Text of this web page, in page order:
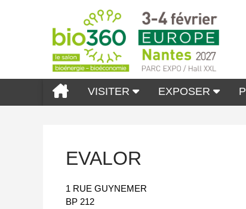
VISITER EXPOSER
EVALOR
1 RUE GUYNEMER
BP 212